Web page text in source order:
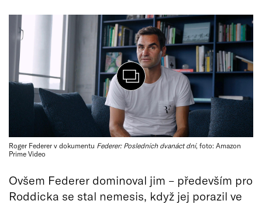
Roger Federer v dokumentu Federer: Posledních dvanáct dní, foto: Amazon
Prime Video
Ovšem Federer dominoval jim – především pro
Roddicka se stal nemesis, když jej porazil ve